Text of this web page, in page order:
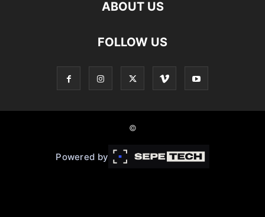
ABOUT US
FOLLOW US
©
Powered by